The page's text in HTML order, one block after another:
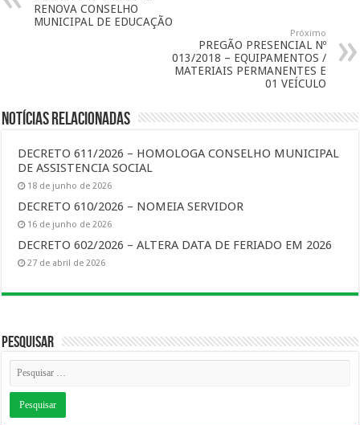
RENOVA CONSELHO
MUNICIPAL DE EDUCAÇÃO
Próximo
PREGÃO PRESENCIAL Nº
013/2018 – EQUIPAMENTOS /
MATERIAIS PERMANENTES E
01 VEÍCULO
Notícias Relacionadas
DECRETO 611/2026 – HOMOLOGA CONSELHO MUNICIPAL
DE ASSISTENCIA SOCIAL
18 de junho de 2026
DECRETO 610/2026 – NOMEIA SERVIDOR
16 de junho de 2026
DECRETO 602/2026 – ALTERA DATA DE FERIADO EM 2026
27 de abril de 2026
Pesquisar